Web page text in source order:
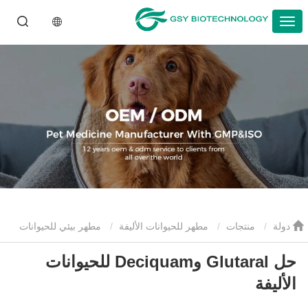
منتجات مطهر للحيوانات الأليفة مطهر بيئي للحيوانات
الأليفة حل Glutaral وDeciquam للحيوانات الأليفة
حل Glutaral وDeciquam للحيوانات
الأليفة